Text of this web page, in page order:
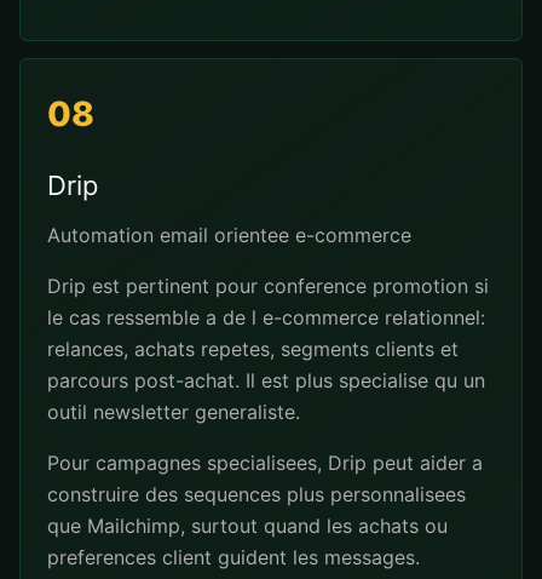
08
Drip
Automation email orientee e-commerce
Drip est pertinent pour conference promotion si
le cas ressemble a de l e-commerce relationnel:
relances, achats repetes, segments clients et
parcours post-achat. Il est plus specialise qu un
outil newsletter generaliste.
Pour campagnes specialisees, Drip peut aider a
construire des sequences plus personnalisees
que Mailchimp, surtout quand les achats ou
preferences client guident les messages.